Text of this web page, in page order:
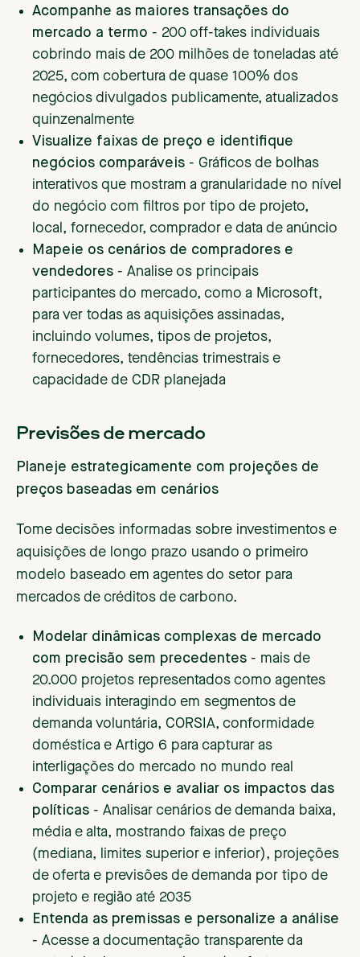
Acompanhe as maiores transações do
mercado a termo - 200 off-takes individuais
cobrindo mais de 200 milhões de toneladas até
2025, com cobertura de quase 100% dos
negócios divulgados publicamente, atualizados
quinzenalmente
Visualize faixas de preço e identifique
negócios comparáveis - Gráficos de bolhas
interativos que mostram a granularidade no nível
do negócio com filtros por tipo de projeto,
local, fornecedor, comprador e data de anúncio
Mapeie os cenários de compradores e
vendedores - Analise os principais
participantes do mercado, como a Microsoft,
para ver todas as aquisições assinadas,
incluindo volumes, tipos de projetos,
fornecedores, tendências trimestrais e
capacidade de CDR planejada
Previsões de mercado
Planeje estrategicamente com projeções de
preços baseadas em cenários
Tome decisões informadas sobre investimentos e
aquisições de longo prazo usando o primeiro
modelo baseado em agentes do setor para
mercados de créditos de carbono.
Modelar dinâmicas complexas de mercado
com precisão sem precedentes - mais de
20.000 projetos representados como agentes
individuais interagindo em segmentos de
demanda voluntária, CORSIA, conformidade
doméstica e Artigo 6 para capturar as
interligações do mercado no mundo real
Comparar cenários e avaliar os impactos das
políticas - Analisar cenários de demanda baixa,
média e alta, mostrando faixas de preço
(mediana, limites superior e inferior), projeções
de oferta e previsões de demanda por tipo de
projeto e região até 2035
Entenda as premissas e personalize a análise
- Acesse a documentação transparente da